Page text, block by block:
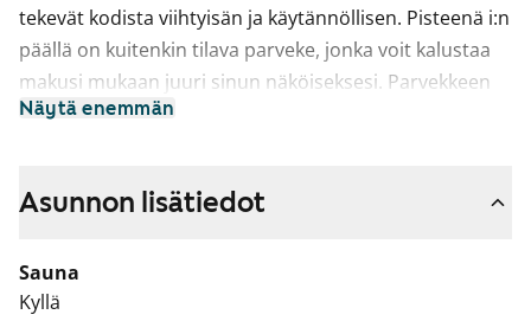
tekevät kodista viihtyisän ja käytännöllisen. Pisteenä i:n
päällä on kuitenkin tilava parveke, jonka voit kalustaa
makusi mukaan juuri sinun näköiseksesi. Parvekkeen
esteetön näkymä avautuu pitkälle eteläkaakkoon yli
Asuinhuoneissa on parkettilattiat ja kosteissa tiloissa
tilavaraus astianpesukoneelle. Lisäksi kylpyhuoneessa
on tilavaraus omalle pyykkikoneelle.
Näytä enemmän
Asunnon lisätiedot
Sauna
Kyllä